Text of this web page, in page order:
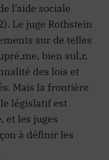
l’aide sociale
Le juge Rothstein
sur de telles
bien suÌ‚r,
des lois et
Mais la frontière
législatif est
et les juges
à définir les